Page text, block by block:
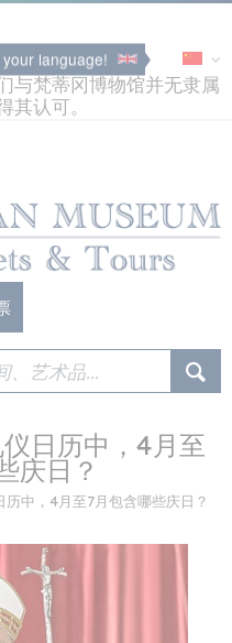
language!
与梵蒂冈博物馆并无隶属
其认可。
日历中，4月至
庆日？
中，4月至7月包含哪些庆日？